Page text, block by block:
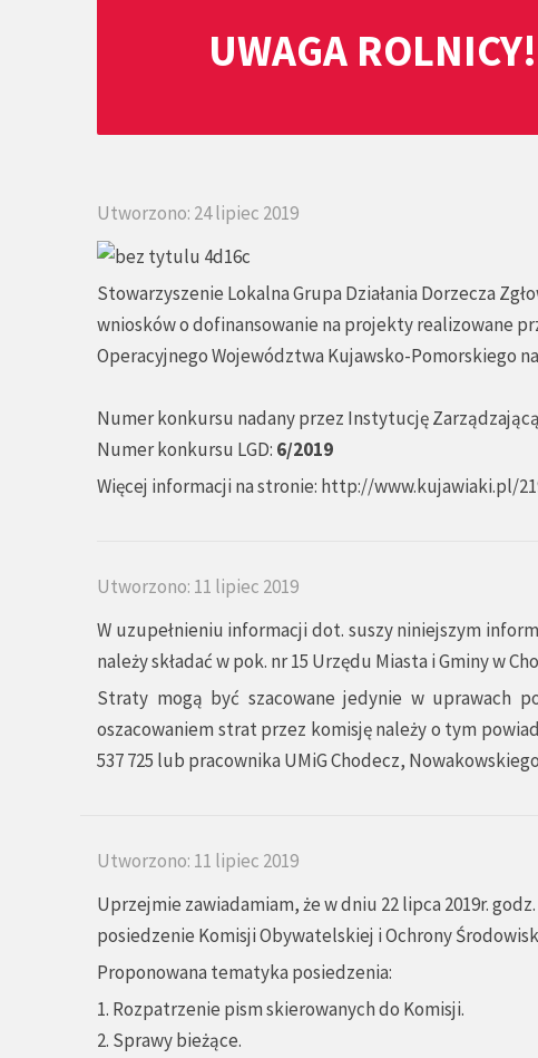
UWAGA
Utworzono: 24 lipiec 2019
Stowarzyszenie Lokalna Grupa Działania Dorzecza
wniosków o dofinansowanie na projekty realizowane
Operacyjnego Województwa Kujawsko-Pomorskiego na
Numer konkursu nadany przez Instytucję Zarządzającą
Numer konkursu LGD: 6/2019
Więcej informacji na stronie: http://www.kujawiaki.pl/
Utworzono: 11 lipiec 2019
W uzupełnieniu informacji dot. suszy niniejszym
należy składać w pok. nr 15 Urzędu Miasta i Gminy w
Straty mogą być szacowane jedynie w uprawach
oszacowaniem strat przez komisję należy o tym
537 725 lub pracownika UMiG Chodecz,
Utworzono: 11 lipiec 2019
Uprzejmie zawiadamiam, że w dniu 22 lipca 2019r.
posiedzenie Komisji Obywatelskiej i Ochrony
Proponowana tematyka posiedzenia:
1. Rozpatrzenie pism skierowanych do Komisji.
2. Sprawy bieżące.